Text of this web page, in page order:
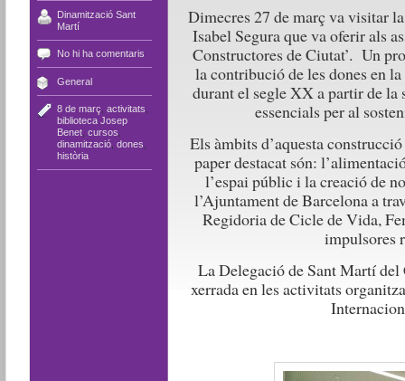
Dinamització Sant
Martí
No hi ha comentaris
General
8 de març activitats
biblioteca Josep
Benet, cursos
dinamització, dones
història
Dimecres 27 de març va visitar
Isabel Segura que va oferir als
Constructores de Ciutat’. Un
la contribució de les dones en
durant el segle XX a partir de la
essencials per al
Els àmbits d’aquesta
paper destacat són:
l’espai públic i la creació de
l’Ajuntament de Barcelona a
Regidoria de Cicle de Vida,
impulsores
La Delegació de Sant Martí del
xerrada en les activitats